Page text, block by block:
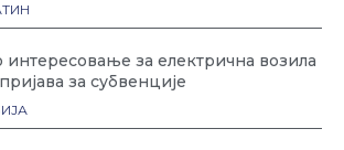
за електрична возила
за субвенције